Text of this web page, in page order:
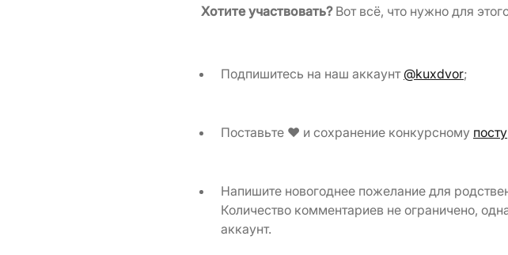
Хотите участвовать?Вот всё, что нужно для
Подпишитесь на наш аккаунт @kuxdvor; ⠀
Поставьте ❤ и сохранение конкурсному посту
Напишите новогоднее пожелание для
Количество комментариев не ограничено,
аккаунт.